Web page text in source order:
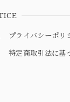
プライバシーポリ
特定商取引法に基